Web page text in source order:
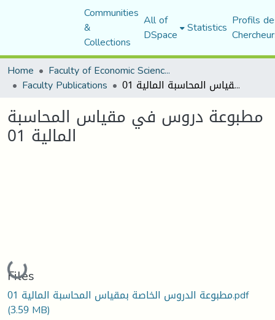
Communities
&
Collections
All of
DSpace Statistics Profils
Home
Faculty of Economic Sciences, Commerce and Management Sciences
Faculty Publications مطبوعة دروس في مقياس المحاسبة المالية 01
مطبوعة دروس في مقياس المحاسبة
المالية 01
Loading...
Files
مطبوعة الدروس الخاصة بمقياس المحاسبة المالية 01.pdf
(3.59 MB)